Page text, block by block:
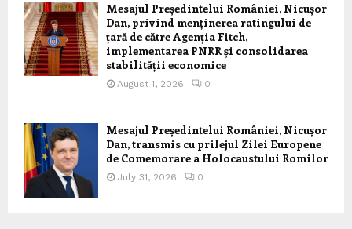
Mesajul Președintelui României, Nicușor
Dan, privind menținerea ratingului de
țară de către Agenția Fitch,
implementarea PNRR și consolidarea
stabilității economice
August 1, 2026 0
Mesajul Președintelui României, Nicușor
Dan, transmis cu prilejul Zilei Europene
de Comemorare a Holocaustului Romilor
July 31, 2026 0